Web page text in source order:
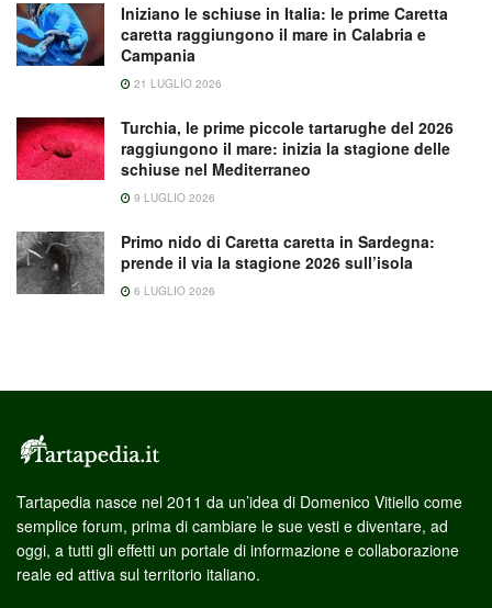
Iniziano le schiuse in Italia: le prime Caretta
caretta raggiungono il mare in Calabria e
Campania
21 LUGLIO 2026
Turchia, le prime piccole tartarughe del 2026
raggiungono il mare: inizia la stagione delle
schiuse nel Mediterraneo
9 LUGLIO 2026
Primo nido di Caretta caretta in Sardegna:
prende il via la stagione 2026 sull’isola
6 LUGLIO 2026
Tartapedia nasce nel 2011 da un’idea di Domenico Vitiello come
semplice forum, prima di cambiare le sue vesti e diventare, ad
oggi, a tutti gli effetti un portale di informazione e collaborazione
reale ed attiva sul territorio italiano.